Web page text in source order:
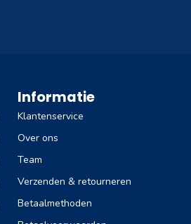
Informatie
Klantenservice
Over ons
Team
Verzenden & retourneren
Betaalmethoden